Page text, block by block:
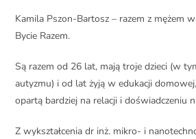
Kamila Pszon-Bartosz – razem z mężem
Bycie Razem.
Są razem od 26 lat, mają troje dzieci (w
autyzmu) i od lat żyją w edukacji
opartą bardziej na relacji i doświadczeniu
Z wykształcenia dr inż. mikro- i